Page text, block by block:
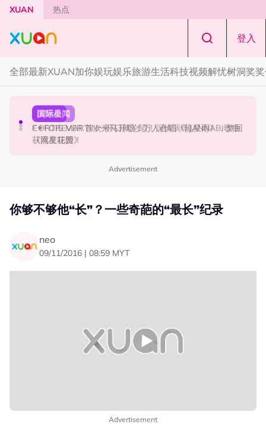
Skip to main content
XUAN 热点
登入
全部最新XUAN加你娱玩娱乐旅游生活科技视频解忧树洞奖
国际星闻
张员瑛频陷耍大牌争议！首度吐心声：真相终究会浮出水
面！
演唱会
F✦FOREVER 首次来马开唱！万人合唱《流星雨》，梦回
《流星花园》
国际星闻
CORTIS MARTIN一开口就沦陷！深情演绎JANNABI歌曲
获网友狂赞！
Advertisement
你够不够他“长”？一些奇葩的“最长”纪录
neo
09/11/2016 | 08:59 MYT
Advertisement